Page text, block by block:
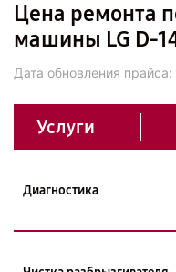
Цена ремонта
машины LG D-
Дата обновления прайса:
Услуги
Диагностика